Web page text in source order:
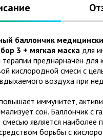
баллончик
3 + мягкая маска для
преднаpначен для
кислородной смеси с
воздуха при
иммунитет,
сон. Баллончик с
является наиболее
борьбы с